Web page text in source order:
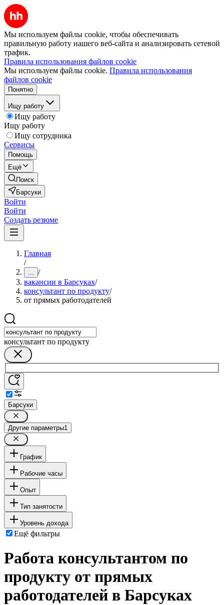
Мы используем файлы cookie, чтобы обеспечивать
правильную работу нашего веб-сайта и анализировать сетевой
трафик.
Правила использования файлов cookie
Мы используем файлы cookie. Правила использования
файлов cookie
Понятно
Ищу работу
Ищу работу
Ищу работу
Ищу сотрудника
Сервисы
Помощь
Ещё
Поиск
Барсуки
Войти
Войти
Создать резюме
Главная
/
... /
вакансии в Барсуках/
консультант по продукту/
от прямых работодателей
консультант по продукту
Барсуки
Другие параметры1
График
Рабочие часы
Опыт
Тип занятости
Уровень дохода
Ещё фильтры
Работа консультантом по
продукту от прямых
работодателей в Барсуках